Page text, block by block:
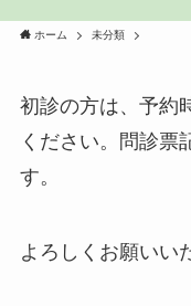
ホーム 未分類
初診の方は、予約
ください。問診票
す。
よろしくお願いい